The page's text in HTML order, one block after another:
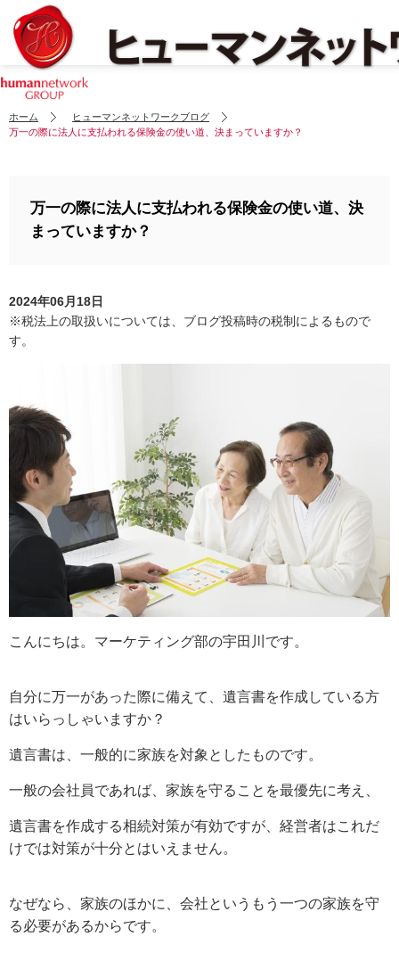
ホーム
ヒューマンネットワークブログ
万一の際に法人に支払われる保険金の使い道、決まっていますか？
万一の際に法人に支払われる保険金の使い道、決
まっていますか？
2024年06月18日
※税法上の取扱いについては、ブログ投稿時の税制によるもので
す。
こんにちは。マーケティング部の宇田川です。
自分に万一があった際に備えて、遺言書を作成している方
はいらっしゃいますか？
遺言書は、一般的に家族を対象としたものです。
一般の会社員であれば、家族を守ることを最優先に考え、
遺言書を作成する相続対策が有効ですが、経営者はこれだ
けでは対策が十分とはいえません。
なぜなら、家族のほかに、会社というもう一つの家族を守
る必要があるからです。